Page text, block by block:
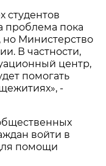
студентов
проблема пока
но Министерство
В частности,
центр,
помогать
-
войти в
помощи